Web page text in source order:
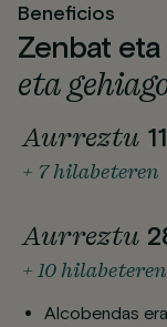
Beneficios
Zenbat
eta
Aurreztu
+ 7 hilabeteren
Aurreztu
+ 10 hilabeteren
Alcobendas